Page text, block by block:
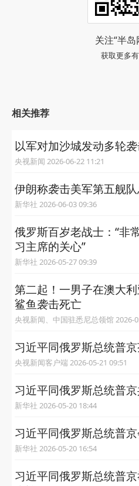
关注“半岛
获取更多
相关推荐
以军对加沙城发动多轮
央视新闻 2026-06-22 11:21
伊朗称袭击美军第五舰
新华社 2026-06-03 09:36
俄罗斯百岁老战士：“非
习主席的关心”
新华社 2026-05-27 09:39
第二起！一男子在澳大
鲨鱼袭击死亡
央视新闻、中国驻悉尼总领馆 2026-05-25
习近平同俄罗斯总统普
央视新闻客户端 2026-05-21 09:51
习近平同俄罗斯总统普
新华社 2026-05-20 18:44
习近平同俄罗斯总统普
新华社 2026-05-20 16:54
习近平同俄罗斯总统普